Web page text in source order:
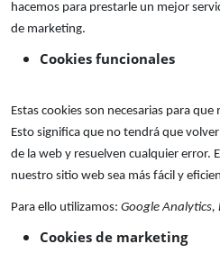
hacemos para prestarle un mejor
de marketing.
Cookies funcionales
Estas cookies son necesarias para
Esto significa que no tendrá que
de la web y resuelven cualquier error.
nuestro sitio web sea más fácil y
Para ello utilizamos: Google Analytics,
Cookies de marketing